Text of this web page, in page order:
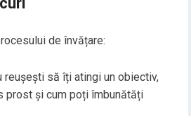
de învățare:
reușești să îți atingi un obiectiv,
prost și cum poți îmbunătăți